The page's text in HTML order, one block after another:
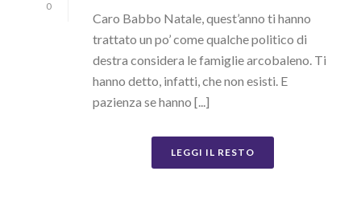
0
Caro Babbo Natale, quest’anno ti hanno
trattato un po’ come qualche politico di
destra considera le famiglie arcobaleno. Ti
hanno detto, infatti, che non esisti. E
pazienza se hanno [...]
LEGGI IL RESTO